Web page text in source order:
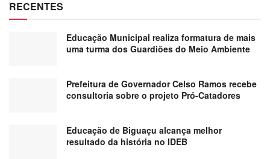
RECENTES
Educação Municipal realiza formatura de mais
uma turma dos Guardiões do Meio Ambiente
Prefeitura de Governador Celso Ramos recebe
consultoria sobre o projeto Pró-Catadores
Educação de Biguaçu alcança melhor
resultado da história no IDEB